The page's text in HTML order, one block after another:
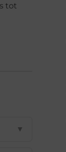
tot
▼